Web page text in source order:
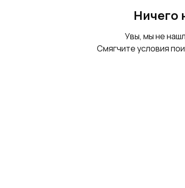
Ничего
Увы, мы не
Смягчите условия